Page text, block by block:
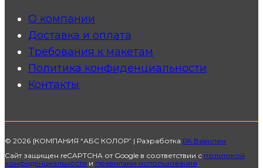
О компании
Доставка и оплата
Требования к макетам
Политика конфиденциальности
Контакты
© 2026 {КОМПАНИЯ “АБС КОЛОР” | Разработка РА Вавилен
Сайт защищен reCAPTCHA от Google в соответствии с политикой
конфиденциальности и правилами использования